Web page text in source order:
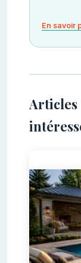
En savoir
Articles